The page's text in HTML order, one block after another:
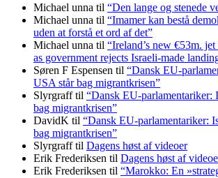
Michael unna til “Den lange og stenede
Michael unna til “Imamer kan bestå
uden at forstå et ord af det”
Michael unna til “Ireland’s new €53m.
as government rejects Israeli-made
Søren F Espensen til “Dansk EU-
USA står bag migrantkrisen”
Slyrgrafftil “Dansk EU-parlamentariker:
bag migrantkrisen”
DavidK til “Dansk EU-parlamentariker:
bag migrantkrisen”
Slyrgrafftil Dagens høst af videoer
Erik Frederiksen til Dagens høst af
Erik Frederiksen til “Marokko: En